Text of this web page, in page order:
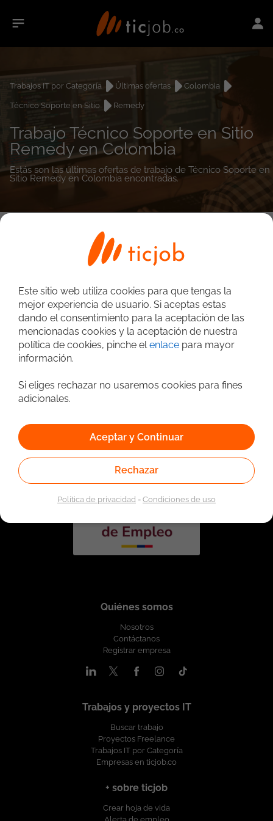
Trabajos IT por Categoría Últimas ofertas
Colombia
Técnico Soporte en Sitio
Remedy
Trabajo Técnico Soporte en Sitio
Remedy en Colombia
Estás son las últimas ofertas de trabajo de Técnico Soporte en
Sitio Remedy en Colombia encontradas.
empleos encontrados
del Servicio Público de Empleo según Resolución No.
0026 del 17 de Enero de 2023,
Quiénes somos
Nosotros
Contáctanos
Registrar empresa
Trabajos y proyectos IT
Buscar trabajo
Proyectos Freelance
Trabajos IT por Categoría
Empresas en ticjob.co
+ sobre ticjob
Crear hoja de vida
Este sitio web utiliza cookies para que tengas la
mejor experiencia de usuario. Si aceptas estas
dando el consentimiento para la aceptación de las
mencionadas cookies y la aceptación de nuestra
política de cookies, pinche elenlace para mayor
información.
Si eliges rechazar no usaremos cookies para fines
adicionales.
Aceptar y Continuar
Rechazar
Política de privacidad-Condiciones de uso